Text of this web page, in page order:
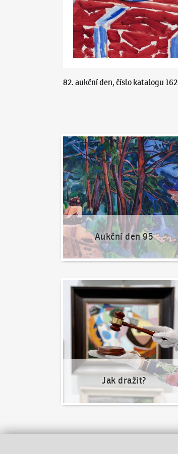
82. aukční den, číslo katalogu 162
Aukční den 95
Aukční den 95
Jak dražit?
Jak dražit?